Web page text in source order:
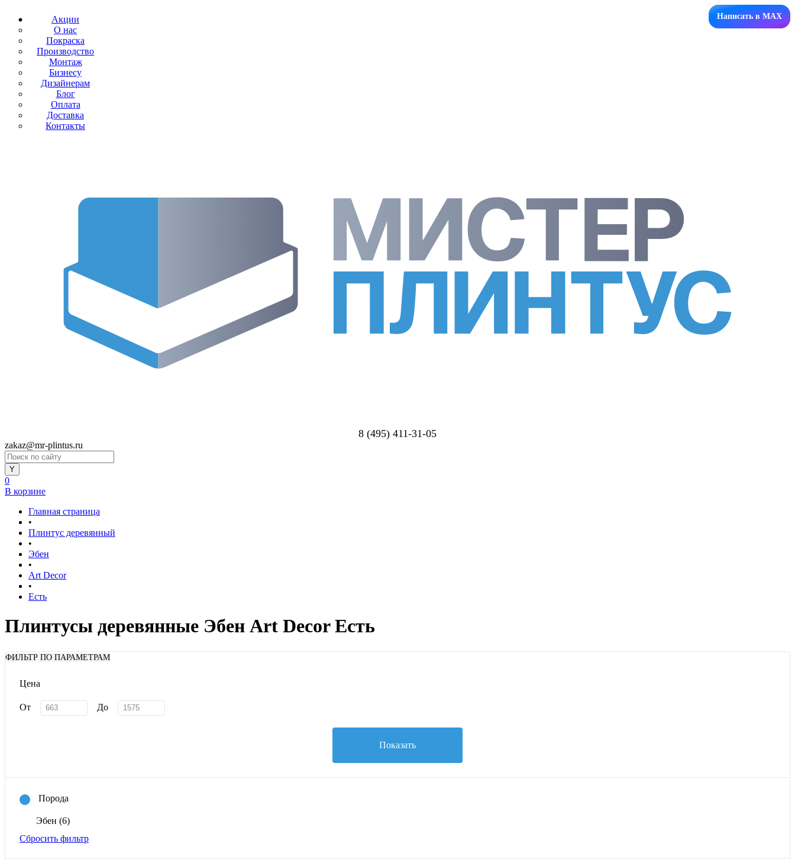
Акции
О нас
Покраска
Производство
Монтаж
Бизнесу
Дизайнерам
Блог
Оплата
Доставка
Контакты
Написать в MAX
8 (495) 411-31-05
zakaz@mr-plintus.ru
0
В корзине
Главная страница
•
Плинтус деревянный
•
Эбен
•
Art Decor
•
Есть
Плинтусы деревянные Эбен Art Decor Есть
ФИЛЬТР ПО ПАРАМЕТРАМ
Цена
От До
Показать
Порода
Эбен (6)
Сбросить фильтр